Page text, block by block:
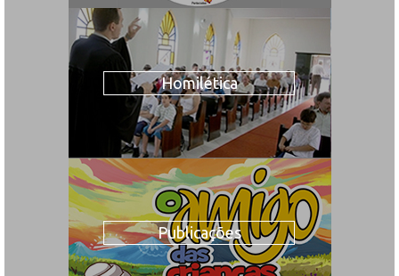
Homilética
Publicações